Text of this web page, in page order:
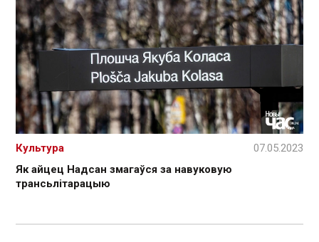
Як айцец Надсан змагаўся за навуковую
трансьлітарацыю
Культура 07.05.2023